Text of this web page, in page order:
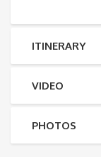
ITINERARY
VIDEO
PHOTOS